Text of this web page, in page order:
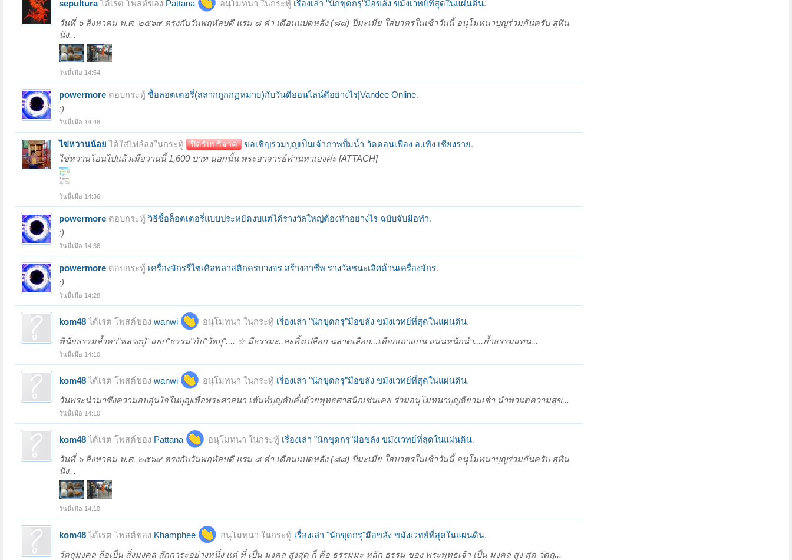
sepulturaได้เรต โพสต์ของ Pattana อนุโมทนา ในกระทู้ เรื่องเล่า "นักขุดกรุ"มือขลัง ขมังเวทย์ที่สุดในแผ่นดิน.
วันที่ ๖ สิงหาคม พ.ศ. ๒๕๖๙ ตรงกับวันพฤหัสบดี แรม ๘ ค่ำ เดือนแปดหลัง (๘๘) ปีมะเมีย ใส่บาตรในเช้าวันนี้ อนุโมทนาบุญร่วมกันครับ สุทิน
นัง...
วันนี้เมื่อ 14:54
powermore ตอบกระทู้ ซื้อลอตเตอรี่(สลากถูกกฏหมาย)กับวันดีออนไลน์ดีอย่างไร|Vandee Online.
:)
วันนี้เมื่อ 14:48
ไข่หวานน้อย ได้ใส่ไฟล์ลงในกระทู้ ปิดรับบริจาค ขอเชิญร่วมบุญเป็นเจ้าภาพปั้มน้ำ วัดดอนเฟือง อ.เทิง เชียงราย.
ไข่หวานโอนไปแล้วเมื่อวานนี้ 1,600 บาท นอกนั้น พระอาจารย์ท่านหาเองค่ะ [ATTACH]
วันนี้เมื่อ 14:36
powermore ตอบกระทู้ วิธีซื้อล็อตเตอรี่แบบประหยัดงบแต่ได้รางวัลใหญ่ต้องทำอย่างไร ฉบับจับมือทำ.
:)
วันนี้เมื่อ 14:36
powermore ตอบกระทู้ เครื่องจักรรีไซเคิลพลาสติกครบวงจร สร้างอาชีพ รางวัลชนะเลิศด้านเครื่องจักร.
:)
วันนี้เมื่อ 14:28
kom48ได้เรต โพสต์ของ wanwi อนุโมทนา ในกระทู้ เรื่องเล่า "นักขุดกรุ"มือขลัง ขมังเวทย์ที่สุดในแผ่นดิน.
พินัยธรรมล้ำค่า"หลวงปู่" แยก"ธรรม"กับ"วัตถุ".... ☆ มีธรรมะ..ละทิ้งเปลือก ฉลาดเลือก...เทือกเถาแก่น แน่นหนักนำ....ย้ำธรรมแทน...
วันนี้เมื่อ 14:10
kom48ได้เรต โพสต์ของ wanwi อนุโมทนา ในกระทู้ เรื่องเล่า "นักขุดกรุ"มือขลัง ขมังเวทย์ที่สุดในแผ่นดิน.
วันพระนำมาซึ่งความอบอุ่นใจในบุญเพื่อพระศาสนา เต้นท์บุญคับคั่งด้วยพุทธศาสนิกเช่นเคย ร่วมอนุโมทนาบุญดียามเช้า นำพาแต่ความสุข...
วันนี้เมื่อ 14:10
kom48ได้เรต โพสต์ของ Pattana อนุโมทนา ในกระทู้ เรื่องเล่า "นักขุดกรุ"มือขลัง ขมังเวทย์ที่สุดในแผ่นดิน.
วันที่ ๖ สิงหาคม พ.ศ. ๒๕๖๙ ตรงกับวันพฤหัสบดี แรม ๘ ค่ำ เดือนแปดหลัง (๘๘) ปีมะเมีย ใส่บาตรในเช้าวันนี้ อนุโมทนาบุญร่วมกันครับ สุทิน
นัง...
วันนี้เมื่อ 14:10
kom48ได้เรต โพสต์ของ Khamphee อนุโมทนา ในกระทู้ เรื่องเล่า "นักขุดกรุ"มือขลัง ขมังเวทย์ที่สุดในแผ่นดิน.
วัตถุมงคล ถือเป็น สิ่งมงคล สักการะอย่างหนึ่ง แต่ ที่ เป็น มงคล สูงสุด ก็ คือ ธรรมมะ หลัก ธรรม ของ พระพุทธเจ้า เป็น มงคล สูง สุด วัตถุ...